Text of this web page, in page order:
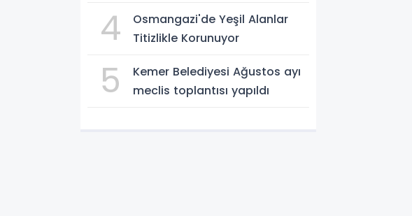
4
Osmangazi'de Yeşil Alanlar
Titizlikle Korunuyor
5
Kemer Belediyesi Ağustos ayı
meclis toplantısı yapıldı